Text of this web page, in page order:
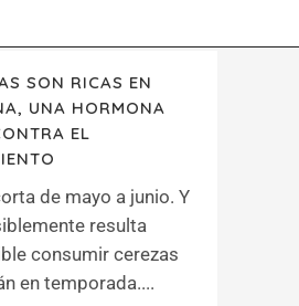
SON RICAS EN
UNA HORMONA
EL
de mayo a junio. Y
resulta
consumir cerezas
en temporada....